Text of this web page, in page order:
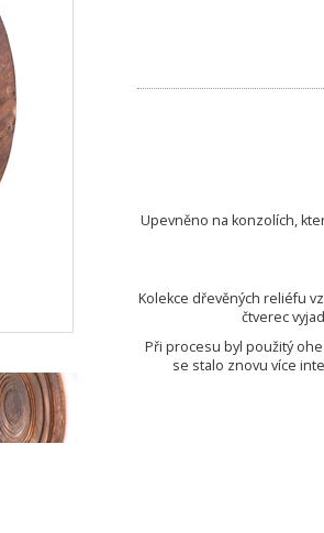
Upevněno na konzolích,
Kolekce dřevěných reliéfu
čtverec
Při procesu byl použitý
se stalo znovu více